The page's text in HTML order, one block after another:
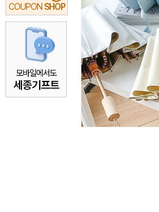
COUPON SHOP
모바일에서도
세종기프트